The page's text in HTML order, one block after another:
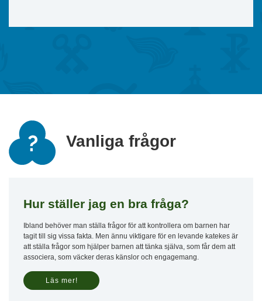
Vanliga frågor
Hur ställer jag en bra fråga?
Ibland behöver man ställa frågor för att kontrollera om barnen har
tagit till sig vissa fakta. Men ännu viktigare för en levande katekes är
att ställa frågor som hjälper barnen att tänka själva, som får dem att
associera, som väcker deras känslor och engagemang.
Läs mer!